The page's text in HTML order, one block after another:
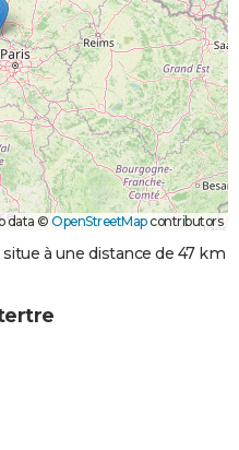
data ©OpenStreetMapcontributors
à une distance de 47 km